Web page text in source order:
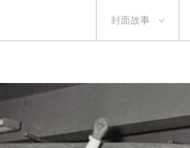
封面故事